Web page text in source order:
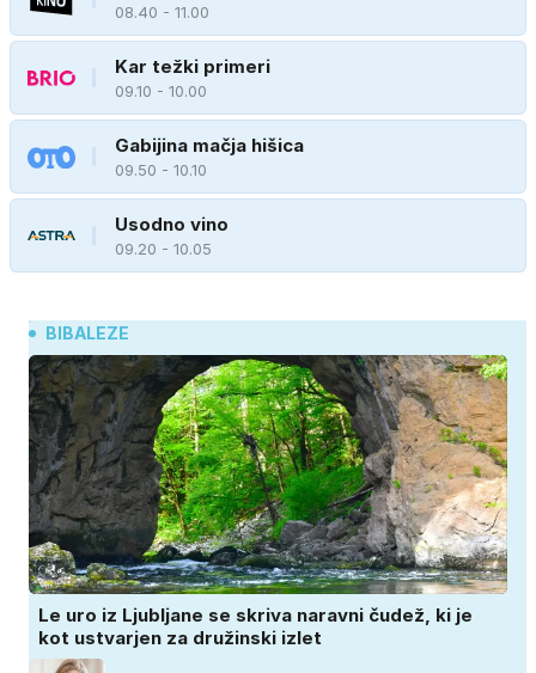
08.40 - 11.00
Kar težki primeri
09.10 - 10.00
Gabijina mačja hišica
09.50 - 10.10
Usodno vino
09.20 - 10.05
BIBALEZE
Le uro iz Ljubljane se skriva naravni čudež, ki je
kot ustvarjen za družinski izlet